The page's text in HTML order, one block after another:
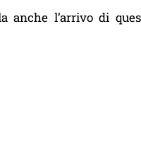
anche l’arrivo di